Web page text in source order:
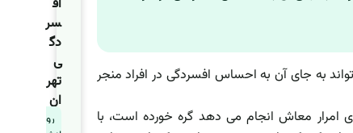
به جای آن به احساس افسردگی در افراد منجر
معاش انجام می دهد گره خورده است، با
اف
سر
دگ
ی
تهر
ان
رو